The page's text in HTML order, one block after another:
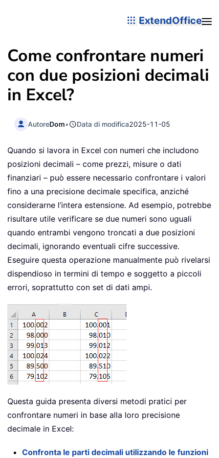
ExtendOffice
Come confrontare numeri
con due posizioni decimali
in Excel?
AutoreDom• Data di modifica2025-11-05
Quando si lavora in Excel con numeri che includono
posizioni decimali – come prezzi, misure o dati
finanziari – può essere necessario confrontare i valori
fino a una precisione decimale specifica, anziché
considerarne l’intera estensione. Ad esempio, potrebbe
risultare utile verificare se due numeri sono uguali
quando entrambi vengono troncati a due posizioni
decimali, ignorando eventuali cifre successive.
Eseguire questa operazione manualmente può rivelarsi
dispendioso in termini di tempo e soggetto a piccoli
errori, soprattutto con set di dati ampi.
Questa guida presenta diversi metodi pratici per
confrontare numeri in base alla loro precisione
decimale in Excel:
Confronta le parti decimali utilizzando le funzioni